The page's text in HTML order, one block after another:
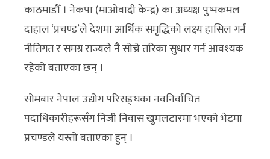
काठमाडौँ । नेकपा (माओवादी केन्द्र) का अध्यक्ष पुष्पकमल
दाहाल ‘प्रचण्ड’ले देशमा आर्थिक समृद्धिको लक्ष्य हासिल गर्न
नीतिगत र समग्र राज्यले नै सोच्ने तरिका सुधार गर्न आवश्यक
रहेको बताएका छन् ।
सोमबार नेपाल उद्योग परिसङ्घका नवनिर्वाचित
पदाधिकारीहरूसँग निजी निवास खुमलटारमा भएको भेटमा
प्रचण्डले यस्तो बताएका हुन् ।